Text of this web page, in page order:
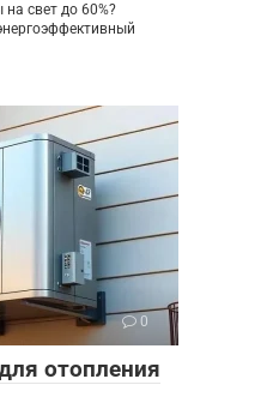
свет до 60%?
0
отопления